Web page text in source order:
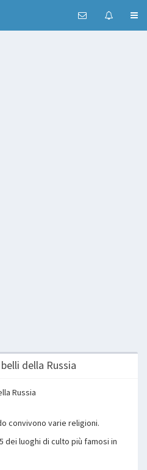
della Russia
convivono varie religioni.
dei luoghi di culto più famosi in